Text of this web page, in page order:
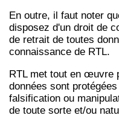
En outre, il faut noter
disposez d'un droit de
de retrait de toutes
connaissance de RTL.
RTL met tout en œuvre
données sont
falsification ou
de toute sorte et/ou